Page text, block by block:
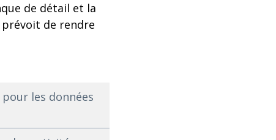
de détail et la
prévoit de rendre
les données